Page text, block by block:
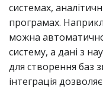
системах,
програмах.
можна
систему, а дані з
для створення баз
інтеграція